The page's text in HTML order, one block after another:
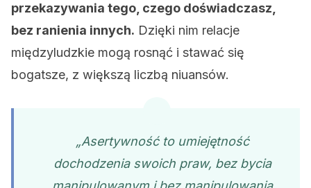
przekazywania tego, czego doświadczasz,
bez ranienia innych. Dzięki nim relacje
międzyludzkie mogą rosnąć i stawać się
bogatsze, z większą liczbą niuansów.
„Asertywność to umiejętność
dochodzenia swoich praw, bez bycia